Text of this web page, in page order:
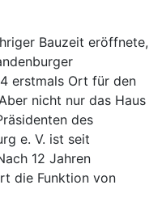
Bauzeit eröffnete,
erstmals Ort für den
nicht nur das Haus
des
e. V. ist seit
12 Jahren
die Funktion von